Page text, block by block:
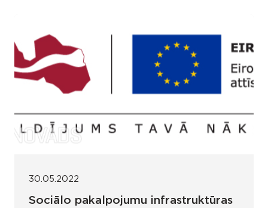
30.05.2022
Sociālo pakalpojumu infrastruktūras